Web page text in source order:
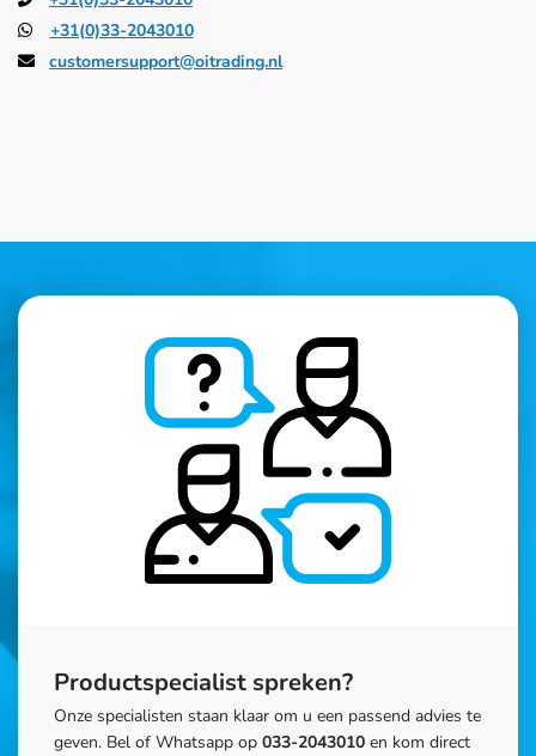
+31(0)33-2043010
customersupport@oitrading.nl
Productspecialist spreken?
Onze specialisten staan klaar om u een passend advies te
geven. Bel of Whatsapp op 033-2043010 en kom direct